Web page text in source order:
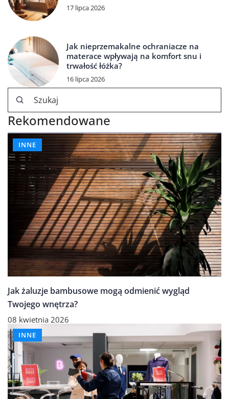
17 lipca 2026
Jak nieprzemakalne ochraniacze na
materace wpływają na komfort snu i
trwałość łóżka?
16 lipca 2026
Rekomendowane
INNE
Jak żaluzje bambusowe mogą odmienić wygląd
Twojego wnętrza?
08 kwietnia 2026
INNE